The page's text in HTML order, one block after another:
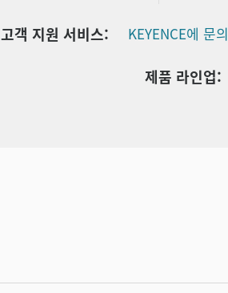
고객 지원 서비스: KEYENCE에 문의
제품 라인업: